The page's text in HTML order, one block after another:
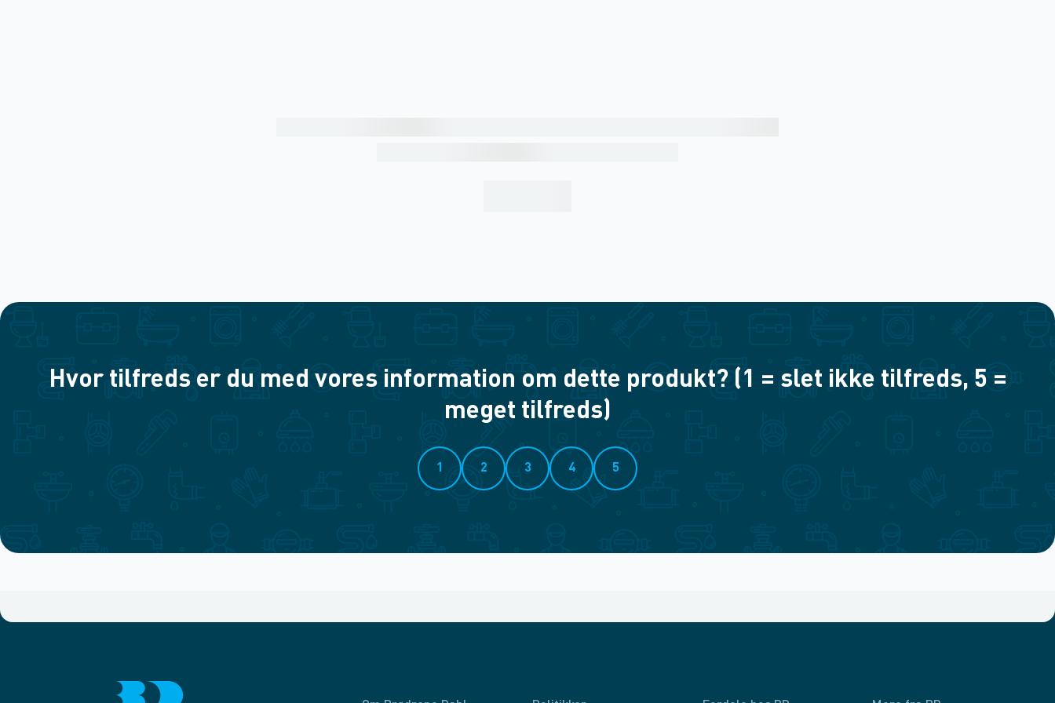
Hvor tilfreds er du med vores information om dette produkt? (1 = slet ikke tilfreds, 5 =
meget tilfreds)
1 2 3 4 5